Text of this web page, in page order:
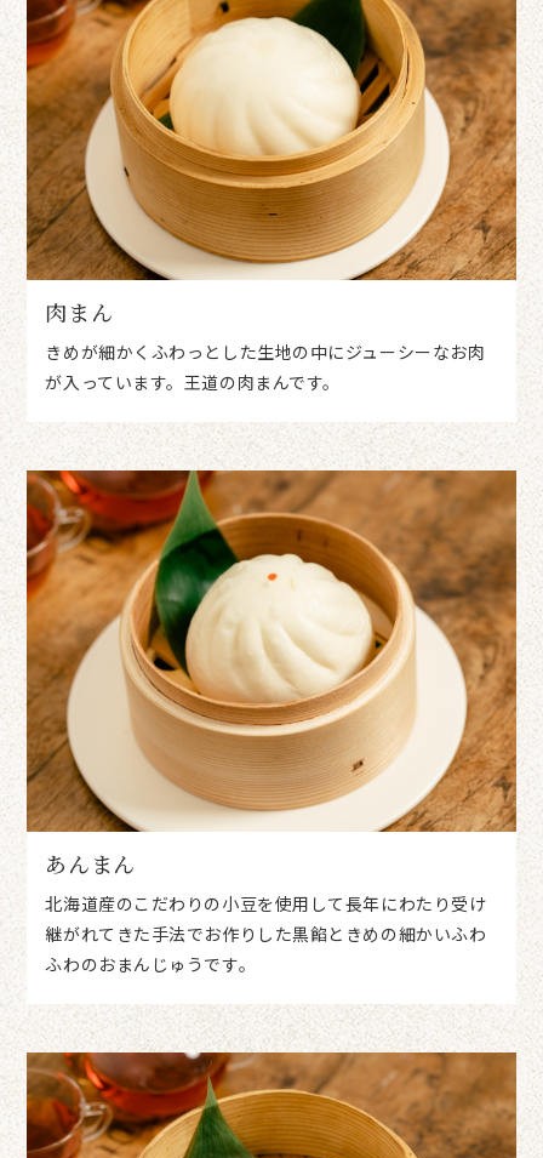
肉まん
きめが細かくふわっとした生地の中にジューシーなお肉
が入っています。王道の肉まんです。
あんまん
北海道産のこだわりの小豆を使用して長年にわたり受け
継がれてきた手法でお作りした黒餡ときめの細かいふわ
ふわのおまんじゅうです。